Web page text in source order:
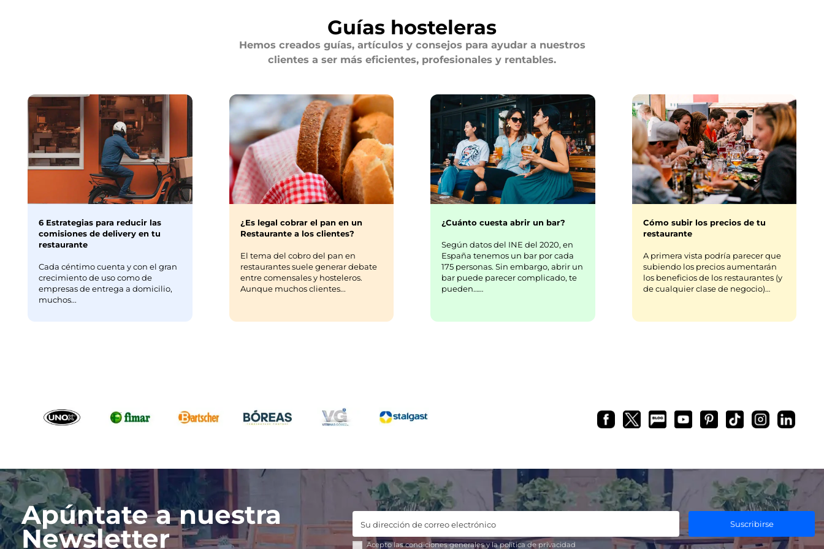
Guías hosteleras
Hemos creados guías, artículos y consejos para ayudar a nuestros
clientes a ser más eficientes, profesionales y rentables.
6 Estrategias para reducir las
comisiones de delivery en tu
restaurante
Cada céntimo cuenta y con el gran
crecimiento de uso como de
empresas de entrega a domicilio,
muchos...
¿Es legal cobrar el pan en un
Restaurante a los clientes?
El tema del cobro del pan en
restaurantes suele generar debate
entre comensales y hosteleros.
Aunque muchos clientes...
¿Cuánto cuesta abrir un bar?
Según datos del INE del 2020, en
España tenemos un bar por cada
175 personas. Sin embargo, abrir un
bar puede parecer complicado, te
pueden……
Cómo subir los precios de tu
restaurante
A primera vista podría parecer que
subiendo los precios aumentarán
los beneficios de los restaurantes (y
de cualquier clase de negocio)…
Apúntate a nuestra
Newsletter Suscribirse
Acepto lascondiciones generalesy lapolítica de privacidad